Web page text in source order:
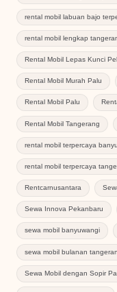
rental mobil labuan bajo
rental mobil lengkap
Rental Mobil Lepas Kunci
Rental Mobil Murah Palu
Rental Mobil Palu
Rental Mobil Tangerang
rental mobil terpercaya
rental mobil terpercaya
Rentcarnusantara
Sewa Innova Pekanbaru
sewa mobil banyuwangi
sewa mobil bulanan
Sewa Mobil dengan Sopir